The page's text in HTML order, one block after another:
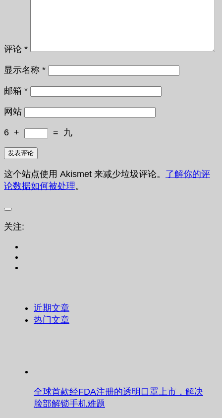
评论 *
显示名称 *
邮箱 *
网站
6 + = 九
这个站点使用 Akismet 来减少垃圾评论。 了解你的评
论数据如何被处理。
关注:
近期文章
热门文章
全球首款经FDA注册的透明口罩上市，解决
脸部解锁手机难题